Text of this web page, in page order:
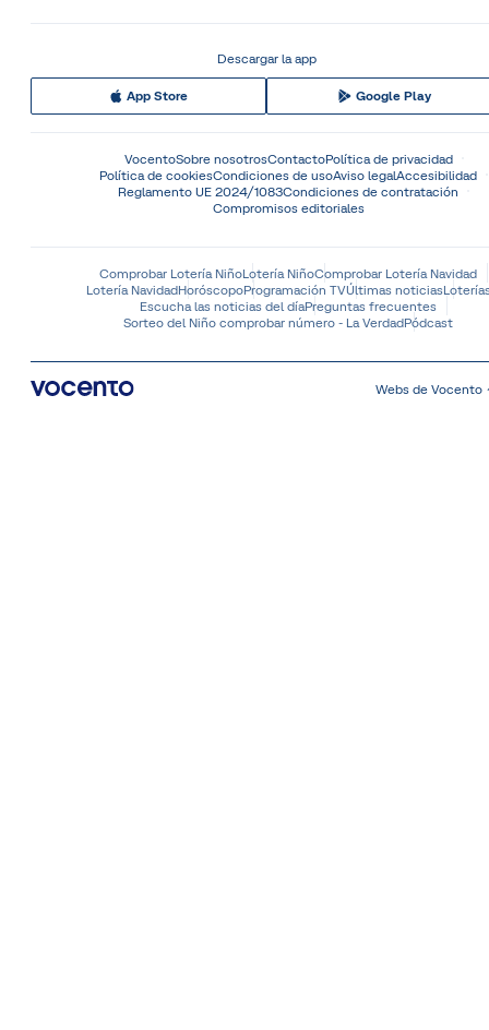
Descargar la app
App Store Google Play
VocentoSobre nosotrosContactoPolítica de privacidad
Política de cookiesCondiciones de usoAviso legalAccesibilidad
Reglamento UE 2024/1083Condiciones de contratación
Compromisos editoriales
Comprobar Lotería NiñoLotería NiñoComprobar Lotería Navidad
Lotería NavidadHoróscopoProgramación TVÚltimas noticias
Escucha las noticias del díaPreguntas frecuentes
Sorteo del Niño comprobar número - La VerdadPódcast
Webs de Vocento